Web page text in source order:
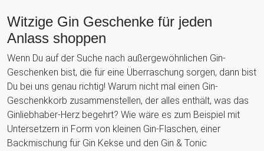
Witzige Gin Geschenke für jeden
Anlass shoppen
Wenn Du auf der Suche nach außergewöhnlichen Gin-
Geschenken bist, die für eine Überraschung sorgen, dann bist
Du bei uns genau richtig! Warum nicht mal einen Gin-
Geschenkkorb zusammenstellen, der alles enthält, was das
Ginliebhaber-Herz begehrt? Wie wäre es zum Beispiel mit
Untersetzern in Form von kleinen Gin-Flaschen, einer
Backmischung für Gin Kekse und den Gin & Tonic